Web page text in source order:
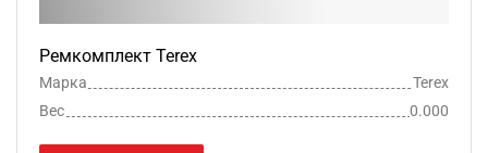
Ремкомплект Terex
Марка
Terex
Вес
0.000